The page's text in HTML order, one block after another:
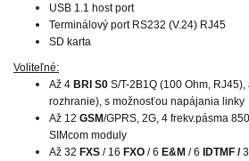
USB 1.1 host port
Terminálový port RS232 (V.24) RJ45
SD karta
Voliteľné:
Až 4 BRI S0 S/T-2B1Q (100 Ohm,
rozhranie), s možnosťou napájania linky
Až 12 GSM/GPRS, 2G, 4 frekv.pásma
SIMcom moduly
Až 32 FXS / 16 FXO / 6 E&M / 6 IDTMF /